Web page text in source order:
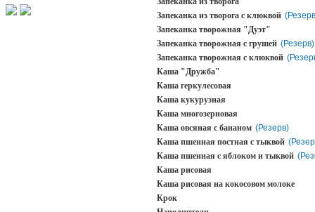
Запеканка из творога с клюквой
Запеканка творожная "Дуэт"
Запеканка творожная с грушей (Резерв)
Запеканка творожная с клюквой
Каша "Дружба"
Каша геркулесовая
Каша кукурузная
Каша многозерновая
Каша овсяная с бананом (Резерв)
Каша пшенная постная с тыквой
Каша пшенная с яблоком и тыквой
Каша рисовая
Каша рисовая на кокосовом молоке
Крок